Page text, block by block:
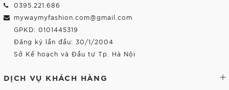
0395.221.686
mywaymyfashion.com@gmail.com
GPKD: 0101445319
Đăng ký lần đầu: 30/1/2004
Sở Kế hoạch và Đầu tư Tp. Hà Nội
DỊCH VỤ KHÁCH HÀNG